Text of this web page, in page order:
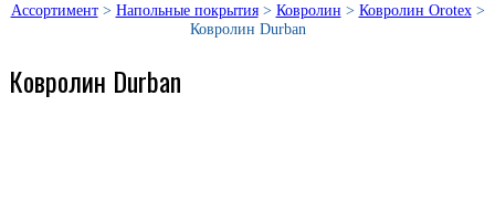
Ассортимент> Напольные покрытия> Ковролин > Ковролин Orotex>
Ковролин Durban
Ковролин Durban